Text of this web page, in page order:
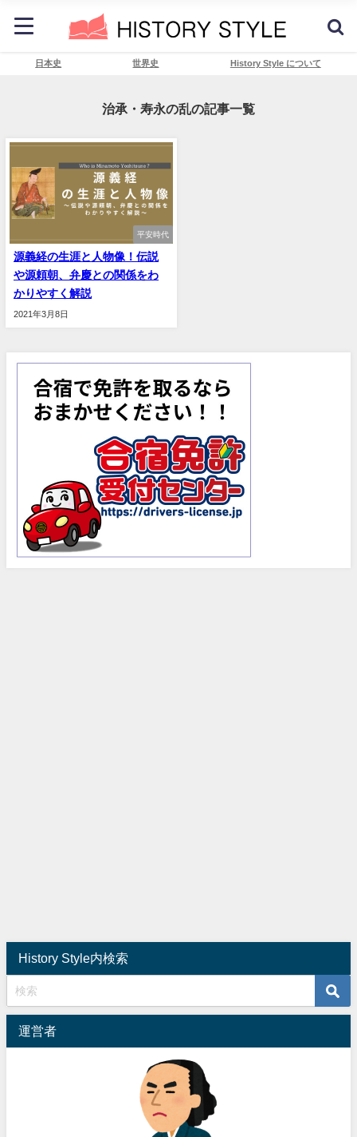
日本史 世界史 History Style について
治承・寿永の乱の記事一覧
平安時代
源義経の生涯と人物像！伝説
や源頼朝、弁慶との関係をわ
かりやすく解説
2021年3月8日
History Style内検索
運営者